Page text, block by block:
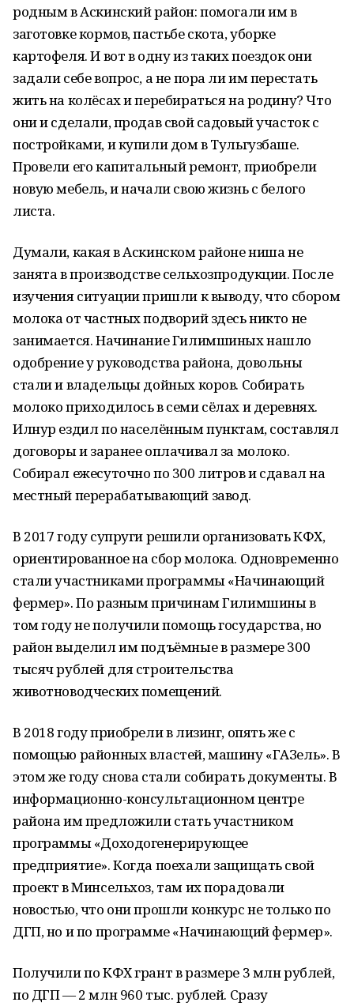
родным в Аскинский район: помогали им в
заготовке кормов, пастьбе скота, уборке
картофеля. И вот в одну из таких поездок они
задали себе вопрос, а не пора ли им перестать
жить на колёсах и перебираться на родину? Что
они и сделали, продав свой садовый участок с
постройками, и купили дом в Тульгузбаше.
Провели его капитальный ремонт, приобрели
новую мебель, и начали свою жизнь с белого
листа.
Думали, какая в Аскинском районе ниша не
занята в производстве сельхозпродукции. После
изучения ситуации пришли к выводу, что сбором
молока от частных подворий здесь никто не
занимается. Начинание Гилимшиных нашло
одобрение у руководства района, довольны
стали и владельцы дойных коров. Собирать
молоко приходилось в семи сёлах и деревнях.
Илнур ездил по населённым пунктам, составлял
договоры и заранее оплачивал за молоко.
Собирал ежесуточно по 300 литров и сдавал на
местный перерабатывающий завод.
В 2017 году супруги решили организовать КФХ,
ориентированное на сбор молока. Одновременно
стали участниками программы «Начинающий
фермер». По разным причинам Гилимшины в
том году не получили помощь государства, но
район выделил им подъёмные в размере 300
тысяч рублей для строительства
животноводческих помещений.
В 2018 году приобрели в лизинг, опять же с
помощью районных властей, машину «ГАЗель». В
этом же году снова стали собирать документы. В
информационно-консультационном центре
района им предложили стать участником
программы «Доходогенерирующее
предприятие». Когда поехали защищать свой
проект в Минсельхоз, там их порадовали
новостью, что они прошли конкурс не только по
ДГП, но и по программе «Начинающий фермер».
Получили по КФХ грант в размере 3 млн рублей,
по ДГП — 2 млн 960 тыс. рублей. Сразу